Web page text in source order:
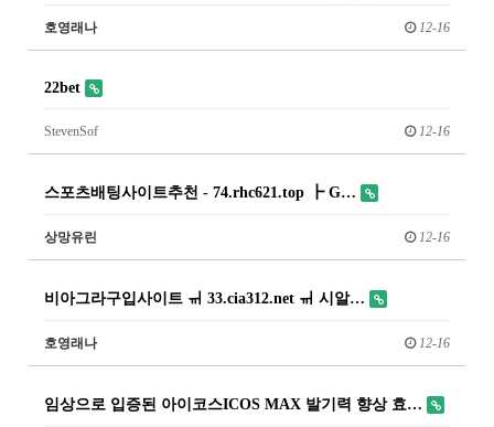
호영래나 12-16
22bet
StevenSof 12-16
스포츠배팅사이트추천 - 74.rhc621.top ┣ G…
상망유린 12-16
비아그라구입사이트 ㆌ 33.cia312.net ㆌ 시알…
호영래나 12-16
임상으로 입증된 아이코스ICOS MAX 발기력 향상 효…